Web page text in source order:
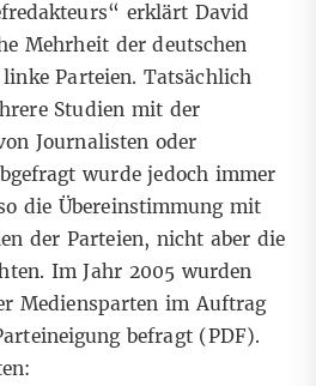
erklärt David
Mehrheit der deutschen
Parteien. Tatsächlich
Studien mit der
Journalisten oder
wurde jedoch immer
die Übereinstimmung mit
der Parteien, nicht aber die
Im Jahr 2005 wurden
Mediensparten im Auftrag
befragt (PDF).